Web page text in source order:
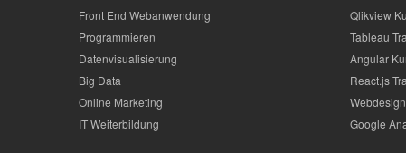
Front End Webanwendung
Programmieren
Datenvisualisierung
Big Data
Online Marketing
IT Weiterbildung
Qlikview
Tableau
Angular
React.js
Google